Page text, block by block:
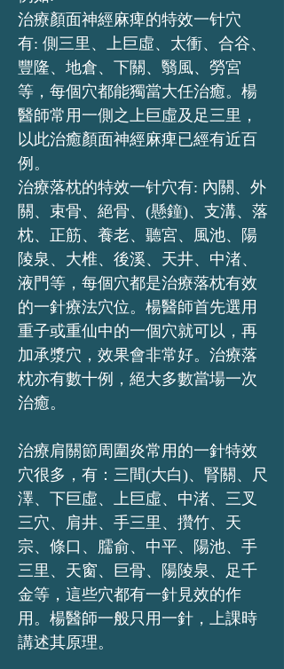
治療顏面神經麻痺的特效一针穴
有: 側三里、上巨虛、太衝、合谷、
豐隆、地倉、下關、翳風、勞宮
等，每個穴都能獨當大任治癒。楊
醫師常用一側之上巨虛及足三里，
以此治癒顏面神經麻痺已經有近百
例。
治療落枕的特效一针穴有: 內關、外
關、束骨、絕骨、(懸鐘)、支溝、落
枕、正筋、養老、聽宮、風池、陽
陵泉、大椎、後溪、天井、中渚、
液門等，每個穴都是治療落枕有效
的一針療法穴位。楊醫師首先選用
重子或重仙中的一個穴就可以，再
加承漿穴，效果會非常好。治療落
枕亦有數十例，絕大多數當場一次
治癒。
治療肩關節周圍炎常用的一針特效
穴很多，有：三間(大白)、腎關、尺
澤、下巨虛、上巨虛、中渚、三叉
三穴、肩井、手三里、攢竹、天
宗、條口、臑俞、中平、陽池、手
三里、天窗、巨骨、陽陵泉、足千
金等，這些穴都有一針見效的作
用。楊醫師一般只用一針，上課時
講述其原理。